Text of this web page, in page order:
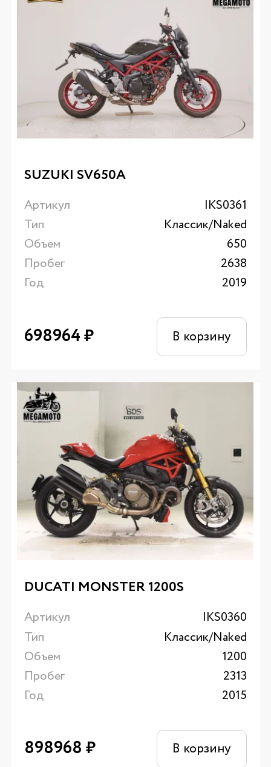
SUZUKI SV650A
Артикул
IKS0361
Тип
Классик/Naked
Объем
650
Пробег
2638
Год
2019
698964₽ В корзину
DUCATI MONSTER 1200S
Артикул
IKS0360
Тип
Классик/Naked
Объем
1200
Пробег
2313
Год
2015
898968 ₽ В корзину